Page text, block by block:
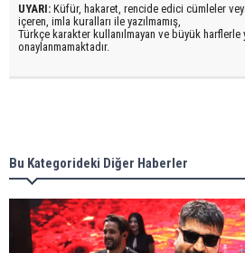
UYARI: Küfür, hakaret, rencide edici cümleler
içeren, imla kuralları ile yazılmamış,
Türkçe karakter kullanılmayan ve büyük harflerle
onaylanmamaktadır.
Bu Kategorideki Diğer Haberler